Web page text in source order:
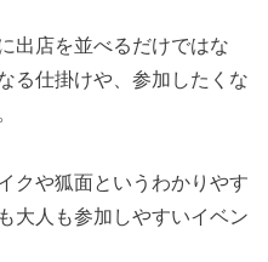
出店を並べるだけではな
る仕掛けや、参加したくな
クや狐面というわかりやす
大人も参加しやすいイベン